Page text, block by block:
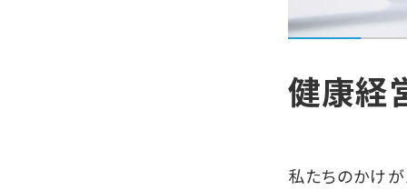
健康経
私たちのかけ